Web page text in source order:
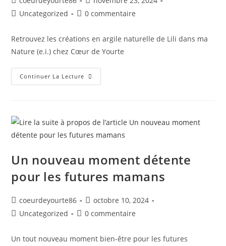
Uncategorized
0 commentaire
Retrouvez les créations en argile naturelle de Lili dans ma
Nature (e.i.) chez Cœur de Yourte
Continuer La Lecture
Un nouveau moment détente
pour les futures mamans
coeurdeyourte86
octobre 10, 2024
Uncategorized
0 commentaire
Un tout nouveau moment bien-être pour les futures